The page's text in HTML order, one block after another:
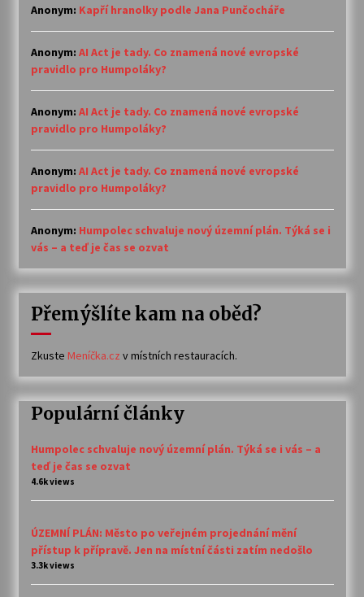
Anonym: Kapří hranolky podle Jana Punčocháře
Anonym: AI Act je tady. Co znamená nové evropské
pravidlo pro Humpoláky?
Anonym: AI Act je tady. Co znamená nové evropské
pravidlo pro Humpoláky?
Anonym: AI Act je tady. Co znamená nové evropské
pravidlo pro Humpoláky?
Anonym: Humpolec schvaluje nový územní plán. Týká se i
vás – a teď je čas se ozvat
Přemýšlíte kam na oběd?
Zkuste Meníčka.cz v místních restauracích.
Populární články
Humpolec schvaluje nový územní plán. Týká se i vás – a
teď je čas se ozvat
4.6k views
ÚZEMNÍ PLÁN: Město po veřejném projednání mění
přístup k přípravě. Jen na místní části zatím nedošlo
3.3k views